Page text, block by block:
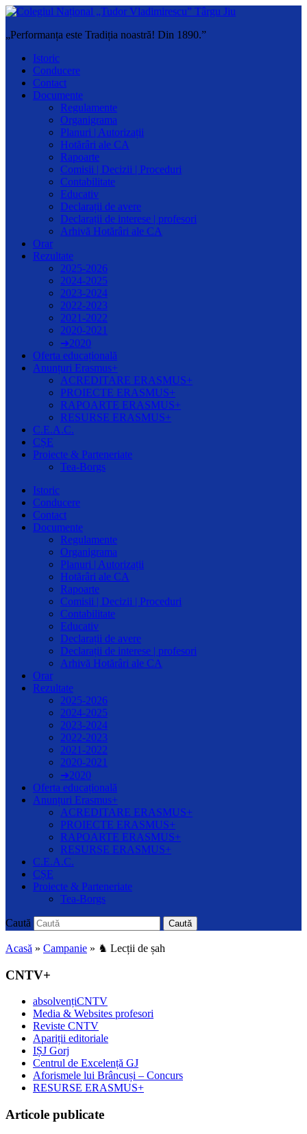
„Performanța este Tradiția noastră! Din 1890.”
Istoric
Conducere
Contact
Documente
Regulamente
Organigrama
Planuri | Autorizații
Hotărâri ale CA
Rapoarte
Comisii | Decizii | Proceduri
Contabilitate
Educativ
Declarații de avere
Declarații de interese | profesori
Arhivă Hotărâri ale CA
Orar
Rezultate
2025-2026
2024-2025
2023-2024
2022-2023
2021-2022
2020-2021
➔2020
Oferta educațională
Anunțuri Erasmus+
ACREDITARE ERASMUS+
PROIECTE ERASMUS+
RAPOARTE ERASMUS+
RESURSE ERASMUS+
C.E.A.C.
CȘE
Proiecte & Parteneriate
Tea-Borgs
Istoric
Conducere
Contact
Documente
Regulamente
Organigrama
Planuri | Autorizații
Hotărâri ale CA
Rapoarte
Comisii | Decizii | Proceduri
Contabilitate
Educativ
Declarații de avere
Declarații de interese | profesori
Arhivă Hotărâri ale CA
Orar
Rezultate
2025-2026
2024-2025
2023-2024
2022-2023
2021-2022
2020-2021
➔2020
Oferta educațională
Anunțuri Erasmus+
ACREDITARE ERASMUS+
PROIECTE ERASMUS+
RAPOARTE ERASMUS+
RESURSE ERASMUS+
C.E.A.C.
CȘE
Proiecte & Parteneriate
Tea-Borgs
Caută Caută
Acasă » Campanie » ♞ Lecții de șah
CNTV+
absolvențiCNTV
Media & Websites profesori
Reviste CNTV
Apariții editoriale
IȘJ Gorj
Centrul de Excelență GJ
Aforismele lui Brâncuși – Concurs
RESURSE ERASMUS+
Articole publicate